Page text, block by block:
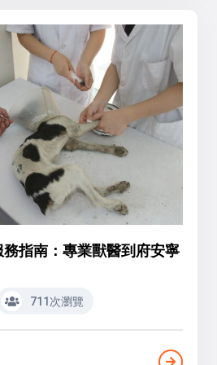
指南：專業獸醫到府安寧
711次瀏覽